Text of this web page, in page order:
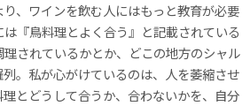
、ワインを飲む人にはもっと教育が必要
『鳥料理とよく合う』と記載されている
されているかとか、どこの地方のシャル
。私が心がけているのは、人を萎縮させ
とどうして合うか、合わないかを、自分